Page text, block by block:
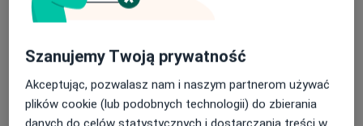
Porada medyczna
Królowej Jadwigi 6B, 41-300
Powiększ mapę
Szanujemy Twoją prywatność
Akceptując, pozwalasz nam i naszym partnerom używać
plików cookie (lub podobnych technologii) do zbierania